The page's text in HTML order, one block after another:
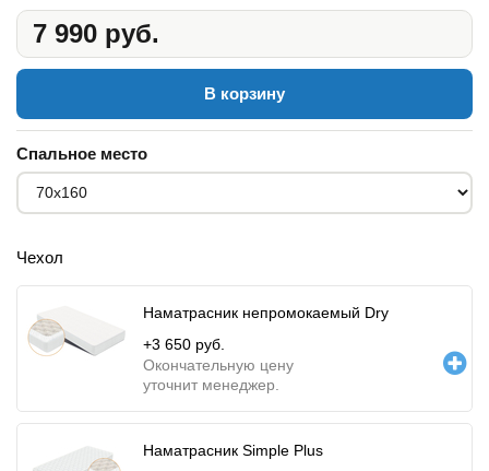
7 990 руб.
В корзину
Спальное место
Чехол
Наматрасник непромокаемый Dry
+3 650 руб.
Окончательную цену
уточнит менеджер.
Наматрасник Simple Plus